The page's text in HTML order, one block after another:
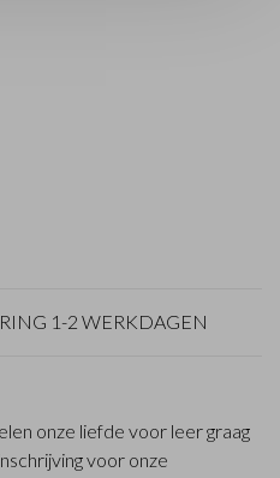
1-2 WERKDAGEN
onze liefde voor leer graag
voor onze